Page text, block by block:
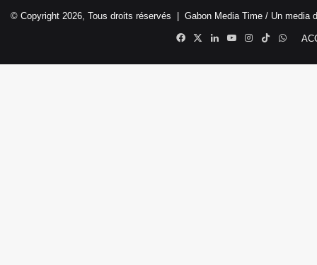
© Copyright 2026, Tous droits réservés | Gabon Media Time / Un media
Facebook
X LinkedinYouTubeInstagram
TikTok